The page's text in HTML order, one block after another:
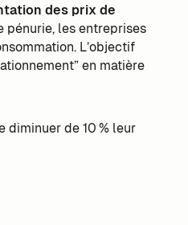
des prix de
pénurie, les entreprises
L’objectif
en matière
diminuer de 10 % leur